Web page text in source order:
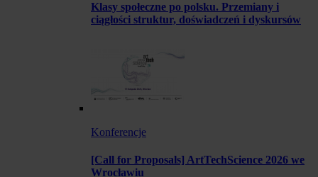
Klasy społeczne po polsku. Przemiany i
ciągłości struktur, doświadczeń i dyskursów
Konferencje
[Call for Proposals] ArtTechScience 2026 we
Wrocławiu